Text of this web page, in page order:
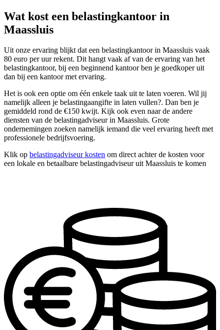
Wat kost een belastingkantoor in
Maassluis
Uit onze ervaring blijkt dat een belastingkantoor in Maassluis vaak
80 euro per uur rekent. Dit hangt vaak af van de ervaring van het
belastingkantoor, bij een beginnend kantoor ben je goedkoper uit
dan bij een kantoor met ervaring.
Het is ook een optie om één enkele taak uit te laten voeren. Wil jij
namelijk alleen je belastingaangifte in laten vullen?. Dan ben je
gemiddeld rond de €150 kwijt. Kijk ook even naar de andere
diensten van de belastingadviseur in Maassluis. Grote
ondernemingen zoeken namelijk iemand die veel ervaring heeft met
professionele bedrijfsvoering.
Klik op belastingadviseur kosten om direct achter de kosten voor
een lokale en betaalbare belastingadviseur uit Maassluis te komen